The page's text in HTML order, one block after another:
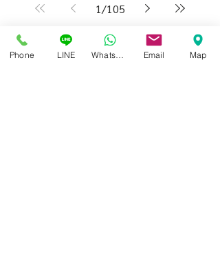
1/105
Phone LINE Email Map